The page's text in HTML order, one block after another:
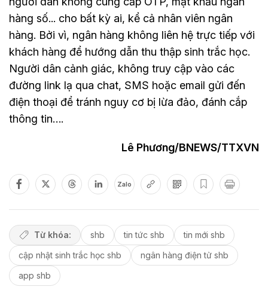
hàng số... cho bất kỳ ai, kể cả nhân viên ngân
hàng. Bởi vì, ngân hàng không liên hệ trực tiếp với
khách hàng để hướng dẫn thu thập sinh trắc học.
Người dân cảnh giác, không truy cập vào các
đường link lạ qua chat, SMS hoặc email gửi đến
điện thoại để tránh nguy cơ bị lừa đảo, đánh cắp
thông tin….
Lê Phương/BNEWS/TTXVN
Zalo
Từ khóa: shb tin tức shb
tin mới shb
cập nhật sinh trắc học shb
ngân hàng điện tử shb
app shb